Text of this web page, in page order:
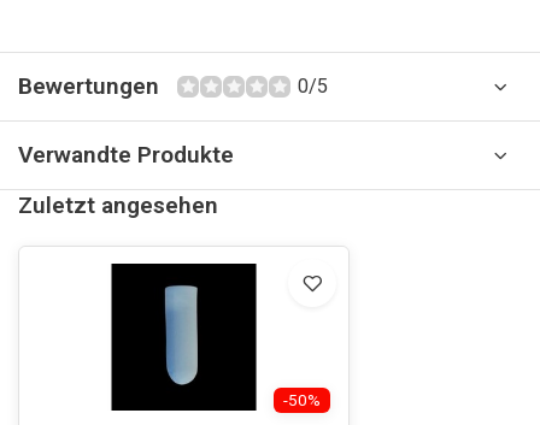
Bewertungen 0/5
Verwandte Produkte
Zuletzt angesehen
-50%